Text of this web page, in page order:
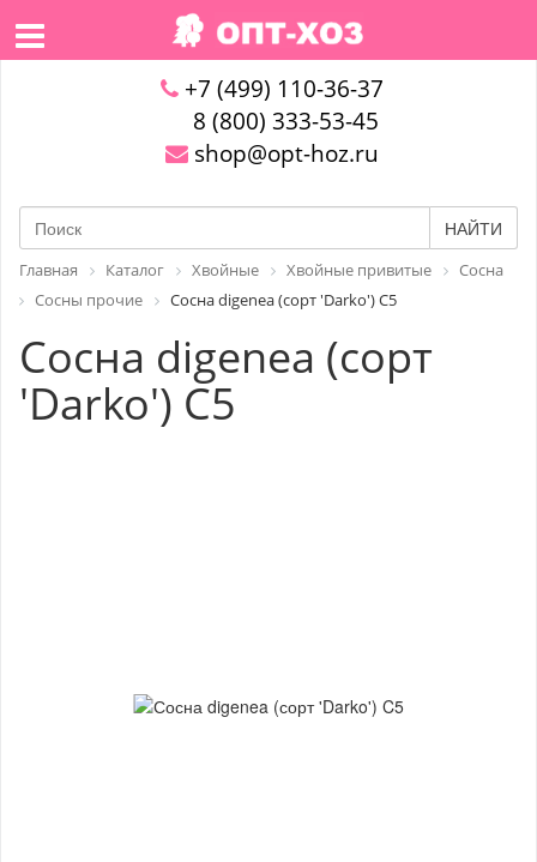
+7 (499) 110-36-37
8 (800) 333-53-45
shop@opt-hoz.ru
НАЙТИ
Главная Каталог Хвойные Хвойные привитые
Сосна
Сосны прочие
Сосна digenea (сорт 'Darko') C5
Сосна digenea (сорт
'Darko') C5